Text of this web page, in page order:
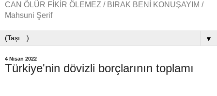
CAN ÖLÜR FİKİR ÖLEMEZ / BIRAK BENİ KONUŞAYIM /
Mahsuni Şerif
▼
4 Nisan 2022
Türkiye'nin dövizli borçlarının toplamı